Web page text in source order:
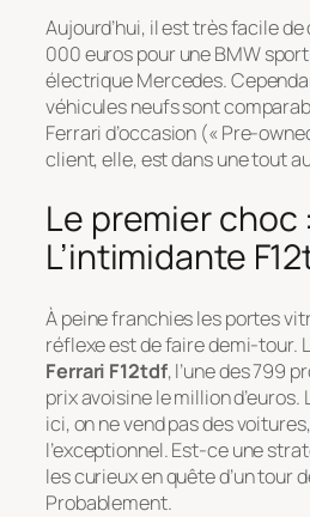
Aujourd’hui, il est très facile
000 euros pour une BMW
électrique Mercedes.
véhicules neufs sont
Ferrari d’occasion (« Pre-
client, elle, est dans une tout
Le premier choc :
L’intimidante
À peine franchies les portes
réflexe est de faire demi-tour.
Ferrari F12tdf, l’une des 799
prix avoisine le million d’euros.
ici, on ne vend pas des
l’exceptionnel. Est-ce une
les curieux en quête d’un tour
Probablement.